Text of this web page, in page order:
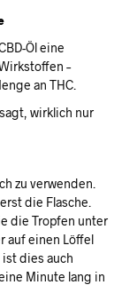
Öl eine
–
an THC.
wirklich nur
zu verwenden.
die Flasche.
die Tropfen unter
auf einen Löffel
dies auch
Minute lang in